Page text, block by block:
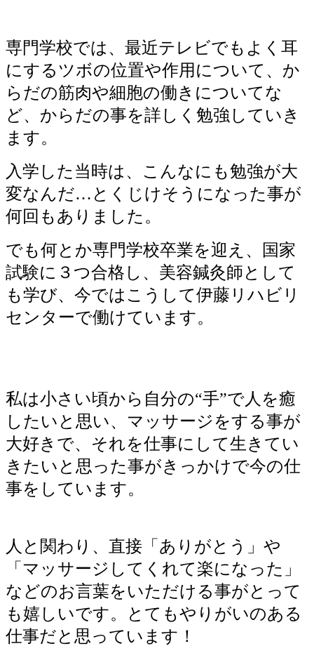
専門学校では、最近テレビでもよく耳
にするツボの位置や作用について、か
らだの筋肉や細胞の働きについてな
ど、からだの事を詳しく勉強していき
ます。
入学した当時は、こんなにも勉強が大
変なんだ…とくじけそうになった事が
何回もありました。
でも何とか専門学校卒業を迎え、国家
試験に３つ合格し、美容鍼灸師として
も学び、今ではこうして伊藤リハビリ
センターで働けています。
私は小さい頃から自分の“手”で人を癒
したいと思い、マッサージをする事が
大好きで、それを仕事にして生きてい
きたいと思った事がきっかけで今の仕
事をしています。
人と関わり、直接「ありがとう」や
「マッサージしてくれて楽になった」
などのお言葉をいただける事がとって
も嬉しいです。とてもやりがいのある
仕事だと思っています！